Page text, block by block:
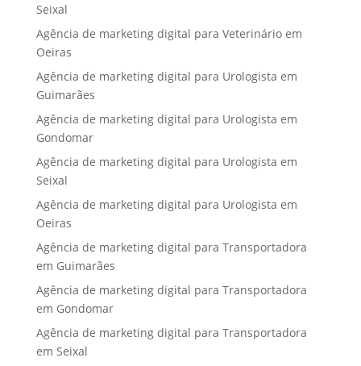
Seixal
Agência de marketing digital para Veterinário em
Oeiras
Agência de marketing digital para Urologista em
Guimarães
Agência de marketing digital para Urologista em
Gondomar
Agência de marketing digital para Urologista em
Seixal
Agência de marketing digital para Urologista em
Oeiras
Agência de marketing digital para Transportadora
em Guimarães
Agência de marketing digital para Transportadora
em Gondomar
Agência de marketing digital para Transportadora
em Seixal